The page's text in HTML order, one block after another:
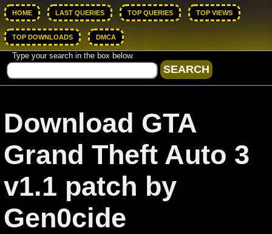
HOME LAST QUERIES TOP QUERIES TOP VIEWS
TOP DOWNLOADS DMCA
Type your search in the box below.
Download GTA
Grand Theft Auto 3
v1.1 patch by
Gen0cide